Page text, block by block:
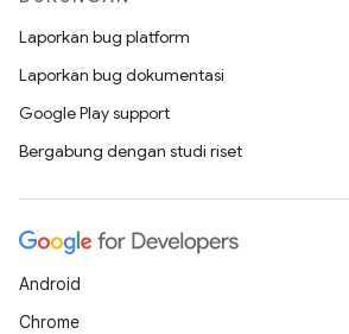
Laporkan bug platform
Laporkan bug dokumentasi
Google Play support
Bergabung dengan studi riset
Android
Chrome